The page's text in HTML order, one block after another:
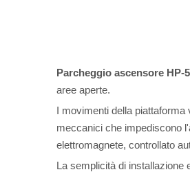
Parcheggio ascensore HP-
aree aperte.
I movimenti della
meccanici che impediscono
elettromagnete, controllato
La semplicità di installazione